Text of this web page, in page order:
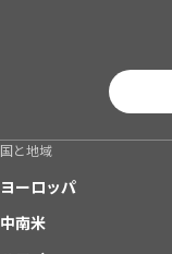
国と地域
ヨーロッパ
中南米